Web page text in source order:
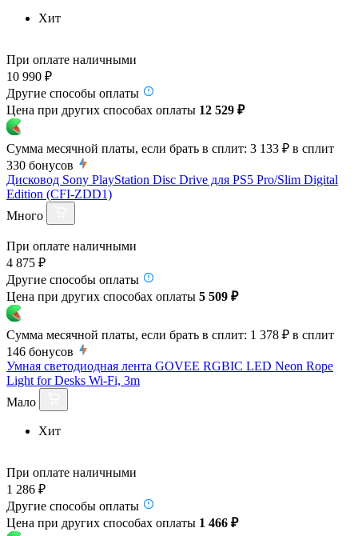
Хит
При оплате наличными
10 990 ₽
Другие способы оплаты
Цена при других способах оплаты 12 529 ₽
Сумма месячной платы, если брать в сплит: 3 133 ₽ в сплит
330 бонусов
Дисковод Sony PlayStation Disc Drive для PS5 Pro/Slim Digital
Edition (CFI-ZDD1)
Много
При оплате наличными
4 875 ₽
Другие способы оплаты
Цена при других способах оплаты 5 509 ₽
Сумма месячной платы, если брать в сплит: 1 378 ₽ в сплит
146 бонусов
Умная светодиодная лента GOVEE RGBIC LED Neon Rope
Light for Desks Wi-Fi, 3m
Мало
Хит
При оплате наличными
1 286 ₽
Другие способы оплаты
Цена при других способах оплаты 1 466 ₽